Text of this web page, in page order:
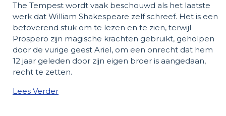
The Tempest wordt vaak beschouwd als het laatste
werk dat William Shakespeare zelf schreef. Het is een
betoverend stuk om te lezen en te zien, terwijl
Prospero zijn magische krachten gebruikt, geholpen
door de vurige geest Ariel, om een onrecht dat hem
12 jaar geleden door zijn eigen broer is aangedaan,
recht te zetten.
Lees Verder